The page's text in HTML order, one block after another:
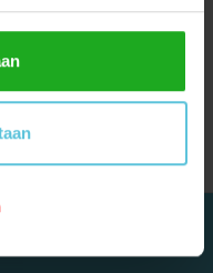
kabel voor Zenit 10
€24,95